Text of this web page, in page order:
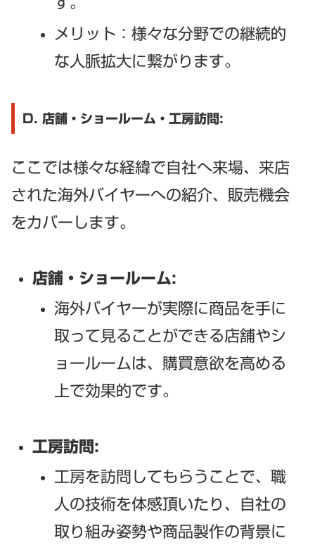
メリット：様々な分野での継続的
な人脈拡大に繋がります。
D. 店舗・ショールーム・工房訪問:
ここでは様々な経緯で自社へ来場、来店
された海外バイヤーへの紹介、販売機会
をカバーします。
店舗・ショールーム:
海外バイヤーが実際に商品を手に
取って見ることができる店舗やシ
ョールームは、購買意欲を高める
上で効果的です。
工房訪問:
工房を訪問してもらうことで、職
人の技術を体感頂いたり、自社の
取り組み姿勢や商品製作の背景に